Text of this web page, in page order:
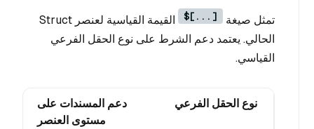
تمثل صيغة $[...]
القيمة القياسية لعنصر Struct
الحالي. يعتمد دعم الشرط على نوع الحقل الفرعي
القياسي.
نوع الحقل الفرعي
دعم المسندات على
مستوى العنصر